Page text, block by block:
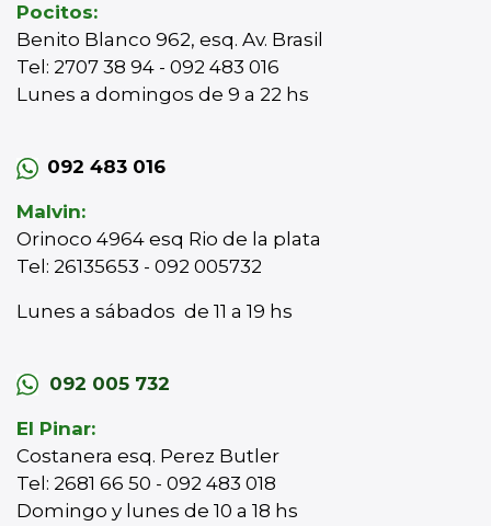
Pocitos:
Benito Blanco 962, esq. Av. Brasil
Tel: 2707 38 94 - 092 483 016
Lunes a domingos de 9 a 22 hs
092 483 016
Malvin:
Orinoco 4964 esq Rio de la plata
Tel: 26135653 - 092 005732
Lunes a sábados de 11 a 19 hs
092 005 732
El Pinar:
Costanera esq. Perez Butler
Tel: 2681 66 50 - 092 483 018
Domingo y lunes de 10 a 18 hs